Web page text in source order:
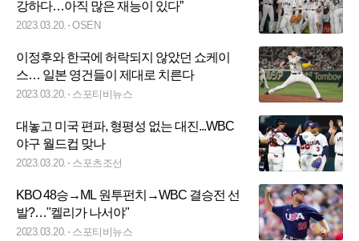
강하다…아직 많은 재능이 있다”
2023.03.20. OSEN
이정후와 한국에 허락되지 않았던 쇼케이
스… 일본 영건들이 제대로 치른다
2023.03.20. 스포티비뉴스
대놓고 미국 편파, 형평성 없는 대진...WBC
야구 월드컵 맞나
2023.03.20. 스포츠조선
KBO 48승→ML 원투펀치→WBC 결승전 선
발?…"켈리가 나서야"
2023.03.20. 스포티비뉴스